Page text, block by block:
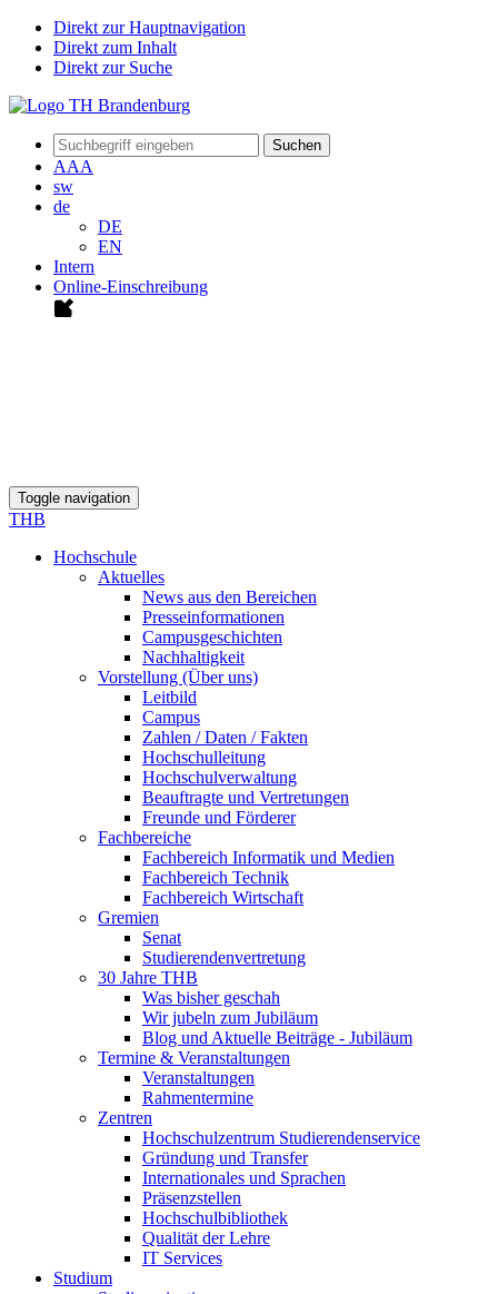
Direkt zur Hauptnavigation
Direkt zum Inhalt
Direkt zur Suche
Suchen
AAA
sw
de
DE
EN
Intern
Online-Einschreibung
Toggle navigation
THB
Hochschule
Aktuelles
News aus den Bereichen
Presseinformationen
Campusgeschichten
Nachhaltigkeit
Vorstellung (Über uns)
Leitbild
Campus
Zahlen / Daten / Fakten
Hochschulleitung
Hochschulverwaltung
Beauftragte und Vertretungen
Freunde und Förderer
Fachbereiche
Fachbereich Informatik und Medien
Fachbereich Technik
Fachbereich Wirtschaft
Gremien
Senat
Studierendenvertretung
30 Jahre THB
Was bisher geschah
Wir jubeln zum Jubiläum
Blog und Aktuelle Beiträge - Jubiläum
Termine & Veranstaltungen
Veranstaltungen
Rahmentermine
Zentren
Hochschulzentrum Studierendenservice
Gründung und Transfer
Internationales und Sprachen
Präsenzstellen
Hochschulbibliothek
Qualität der Lehre
IT Services
Studium